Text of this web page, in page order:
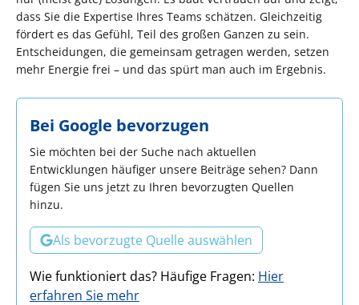
dass Sie die Expertise Ihres Teams schätzen. Gleichzeitig
fördert es das Gefühl, Teil des großen Ganzen zu sein.
Entscheidungen, die gemeinsam getragen werden, setzen
mehr Energie frei – und das spürt man auch im Ergebnis.
Bei Google bevorzugen
Sie möchten bei der Suche nach aktuellen
Entwicklungen häufiger unsere Beiträge sehen? Dann
fügen Sie uns jetzt zu Ihren bevorzugten Quellen
hinzu.
Als bevorzugte Quelle auswählen
Wie funktioniert das? Häufige Fragen: Hier
erfahren Sie mehr